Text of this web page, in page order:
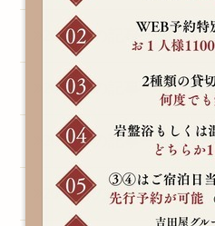
2013年の記事一覧（1）
2011年の記事一覧（1）
2010年の記事一覧（1）
2009年の記事一覧（1）